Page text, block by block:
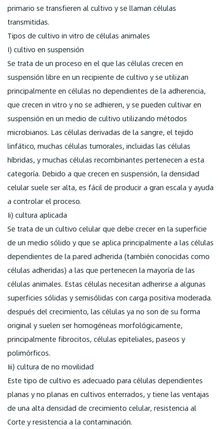
primario se transfieren al cultivo y se llaman células
transmitidas.
Tipos de cultivo in vitro de células animales
I) cultivo en suspensión
Se trata de un proceso en el que las células crecen en
suspensión libre en un recipiente de cultivo y se utilizan
principalmente en células no dependientes de la adherencia,
que crecen in vitro y no se adhieren, y se pueden cultivar en
suspensión en un medio de cultivo utilizando métodos
microbianos. Las células derivadas de la sangre, el tejido
linfático, muchas células tumorales, incluidas las células
híbridas, y muchas células recombinantes pertenecen a esta
categoría. Debido a que crecen en suspensión, la densidad
celular suele ser alta, es fácil de producir a gran escala y ayuda
a controlar el proceso.
Ii) cultura aplicada
Se trata de un cultivo celular que debe crecer en la superficie
de un medio sólido y que se aplica principalmente a las células
dependientes de la pared adherida (también conocidas como
células adheridas) a las que pertenecen la mayoría de las
células animales. Estas células necesitan adherirse a algunas
superficies sólidas y semisólidas con carga positiva moderada.
después del crecimiento, las células ya no son de su forma
original y suelen ser homogéneas morfológicamente,
principalmente fibrocitos, células epiteliales, paseos y
polimórficos.
Iii) cultura de no movilidad
Este tipo de cultivo es adecuado para células dependientes
planas y no planas en cultivos enterrados, y tiene las ventajas
de una alta densidad de crecimiento celular, resistencia al
Corte y resistencia a la contaminación.